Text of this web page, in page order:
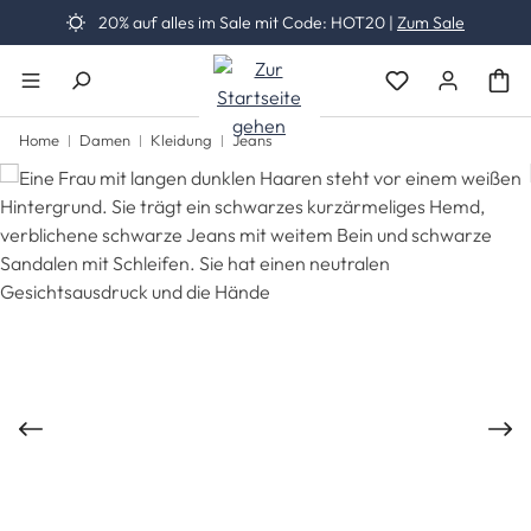
Zum Hauptinhalt springen
20% auf alles im Sale mit Code: HOT20 | Zum Sale
Du hast 0
Home Damen Kleidung Jeans
Bildergalerie überspringen